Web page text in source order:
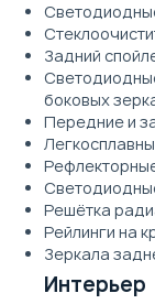
Задний
боковых
Передние и
Решётка
Рейлинги на
Зеркала
Интерьер